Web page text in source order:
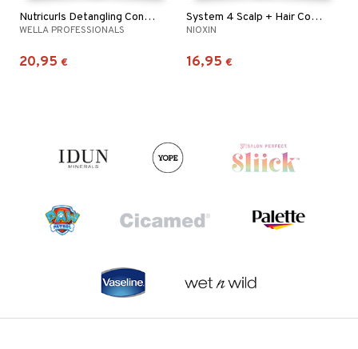
Nutricurls Detangling Conditioner - Waves & Curls
WELLA PROFESSIONALS
20,95 €
System 4 Scalp + Hair Conditioner
NIOXIN
16,95 €